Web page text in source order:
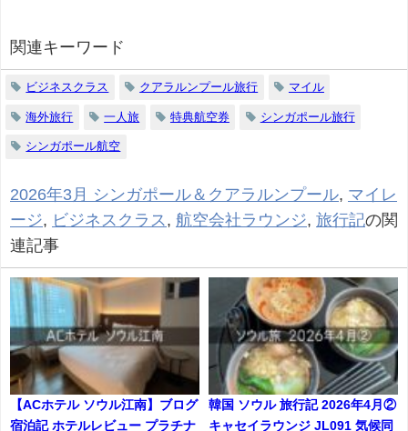
関連キーワード
ビジネスクラス クアラルンプール旅行 マイル
海外旅行 一人旅 特典航空券 シンガポール旅行
シンガポール航空
2026年3月 シンガポール＆クアラルンプール, マイレ
ージ, ビジネスクラス, 航空会社ラウンジ, 旅行記の関
連記事
【ACホテル ソウル江南】ブログ
宿泊記 ホテルレビュー プラチナ
韓国 ソウル 旅行記 2026年4月②
キャセイラウンジ JL091 気候同